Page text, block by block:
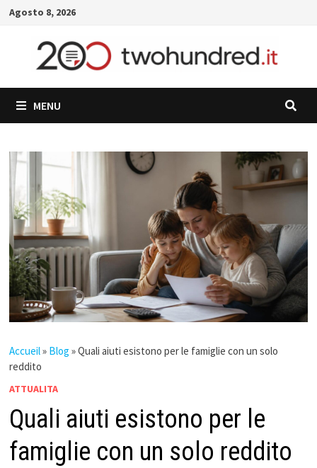
Skip
content
Agosto 8, 2026
MENU
Accueil» Blog »Quali aiuti esistono per le famiglie con un solo
reddito
ATTUALITA
Quali aiuti esistono per le
famiglie con un solo reddito